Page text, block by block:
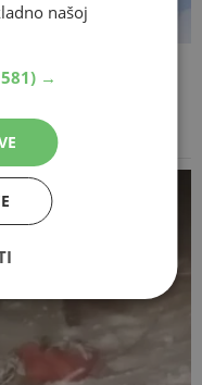
regionalne
politika i
– 2034.
našoj
→